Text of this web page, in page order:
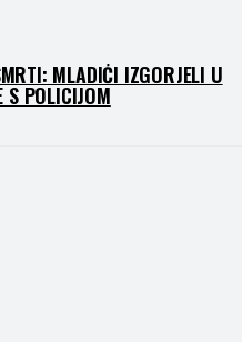
MLADIĆI IZGORJELI U
S POLICIJOM